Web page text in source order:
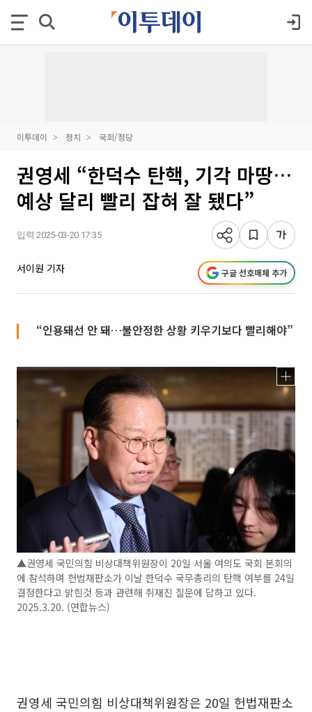
이투데이 정치 국회/정당
권영세 “한덕수 탄핵, 기각 마땅…
예상 달리 빨리 잡혀 잘 됐다”
입력 2025-03-20 17:35
서이원 기자 구글 선호매체 추가
“인용돼선 안 돼…불안정한 상황 키우기보다 빨리해야”
▲권영세 국민의힘 비상대책위원장이 20일 서울 여의도 국회 본회의
에 참석하며 헌법재판소가 이날 한덕수 국무총리의 탄핵 여부를 24일
결정한다고 밝힌것 등과 관련해 취재진 질문에 답하고 있다.
2025.3.20. (연합뉴스)
권영세 국민의힘 비상대책위원장은 20일 헌법재판소